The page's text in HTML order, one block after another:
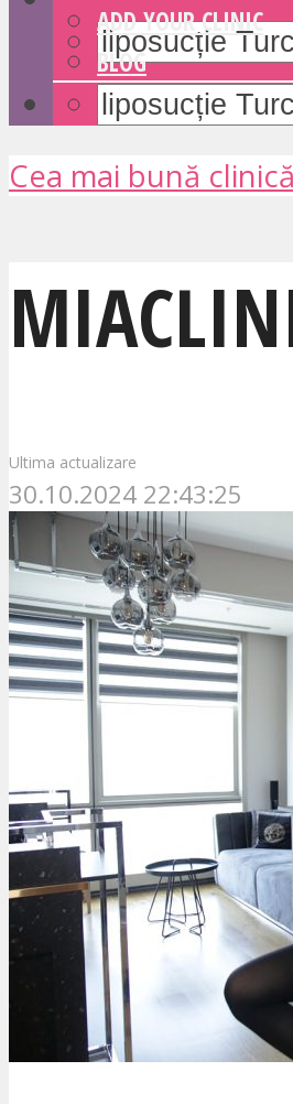
ADD YOUR CLINIC
BLOG
Cea mai bună
Ultima actualizare
30.10.2024 22:43:25